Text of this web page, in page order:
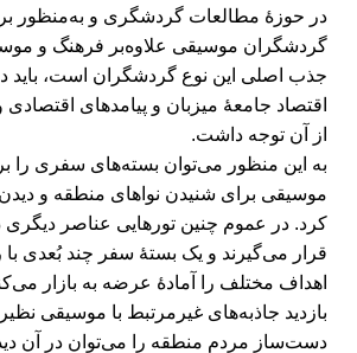
در حوزۀ مطالعات گردشگری و به‌منظور
گردشگران موسیقی علاوه‌بر فرهنگ و
جذب اصلی این نوع گردشگران است، باید
اقتصاد جامعۀ میزبان و پیامد‌های
از آن توجه داشت.
به این منظور می‌توان بسته‌های سفری را
موسیقی برای شنیدن نواهای منطقه و
کرد. در عموم چنین تور‌هایی عناصر دیگری
قرار می‌گیرند و یک بستۀ سفر چند بُعدی با
اهداف مختلف را آمادۀ عرضه به بازار
بازدید جاذبه‌های غیر‌مرتبط با موسیقی نظیر
دست‌ساز مردم منطقه را می‌توان در آن